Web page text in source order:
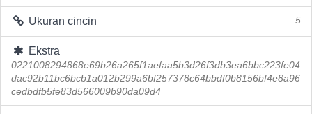
Ukuran cincin 5
Ekstra
0221008294868e69b26a265f1aefaa5b3d26f3db3ea6bbc223fe04
dac92b11bc6bcb1a012b299a6bf257378c64bbdf0b8156bf4e8a96
cedbdfb5fe83d566009b90da09d4